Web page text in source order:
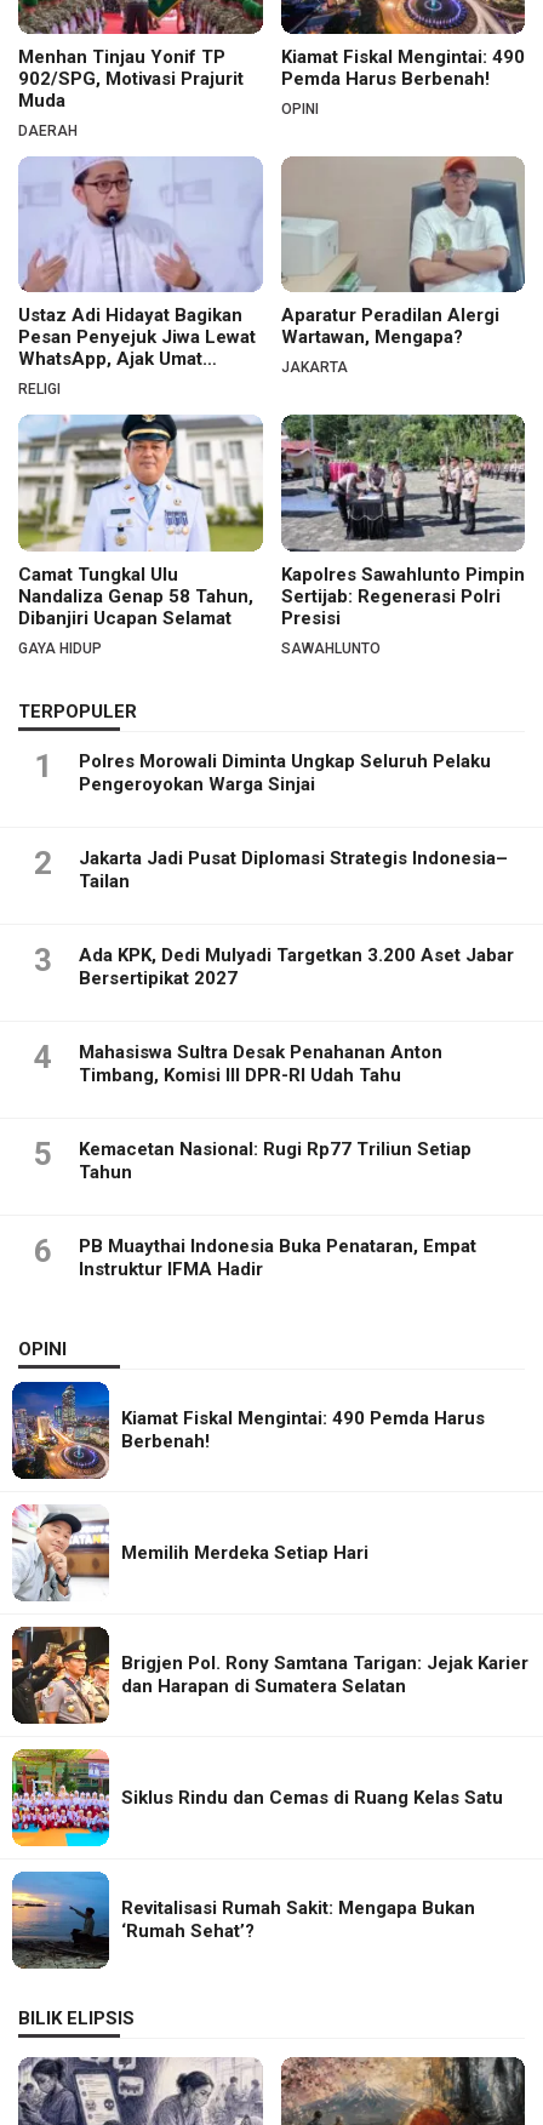
Menhan Tinjau Yonif TP
902/SPG, Motivasi Prajurit
Muda
DAERAH
Kiamat Fiskal Mengintai: 490
Pemda Harus Berbenah!
OPINI
Ustaz Adi Hidayat Bagikan
Pesan Penyejuk Jiwa Lewat
WhatsApp, Ajak Umat
Menata Hati dan Iman
RELIGI
Aparatur Peradilan Alergi
Wartawan, Mengapa?
JAKARTA
Camat Tungkal Ulu
Nandaliza Genap 58 Tahun,
Dibanjiri Ucapan Selamat
GAYA HIDUP
Kapolres Sawahlunto Pimpin
Sertijab: Regenerasi Polri
Presisi
SAWAHLUNTO
TERPOPULER
1
Polres Morowali Diminta Ungkap Seluruh Pelaku
Pengeroyokan Warga Sinjai
2
Jakarta Jadi Pusat Diplomasi Strategis Indonesia–
Tailan
3
Ada KPK, Dedi Mulyadi Targetkan 3.200 Aset Jabar
Bersertipikat 2027
4
Mahasiswa Sultra Desak Penahanan Anton
Timbang, Komisi III DPR-RI Udah Tahu
5
Kemacetan Nasional: Rugi Rp77 Triliun Setiap
Tahun
6
PB Muaythai Indonesia Buka Penataran, Empat
Instruktur IFMA Hadir
OPINI
Kiamat Fiskal Mengintai: 490 Pemda Harus
Berbenah!
Memilih Merdeka Setiap Hari
Brigjen Pol. Rony Samtana Tarigan: Jejak Karier
dan Harapan di Sumatera Selatan
Siklus Rindu dan Cemas di Ruang Kelas Satu
Revitalisasi Rumah Sakit: Mengapa Bukan
‘Rumah Sehat’?
BILIK ELIPSIS